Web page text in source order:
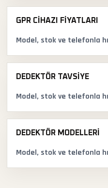
GPR CIHAZI FIYATLARI
Model, stok ve telefonla
DEDEKTÖR TAVSIYE
Model, stok ve telefonla
DEDEKTÖR MODELLERI
Model, stok ve telefonla